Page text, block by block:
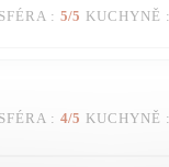
: 5/5 KUCHYNĚ :
: 4/5 KUCHYNĚ :